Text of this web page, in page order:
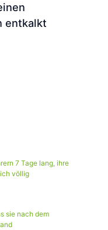
entkalkt
7 Tage lang, ihre
völlig
sie nach dem